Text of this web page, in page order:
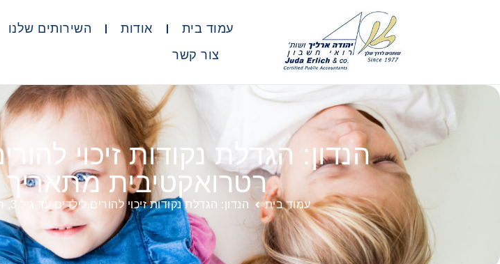
עמוד בית אודות השירותים שלנו
צור קשר
רטרואקטיבית מתאריך 1.1.2024
עמוד בית הנדון: הגדלת נקודות זיכוי להורים לילדים עד גיל 3, רטרואקטיבית מתאריך 1.1.2024